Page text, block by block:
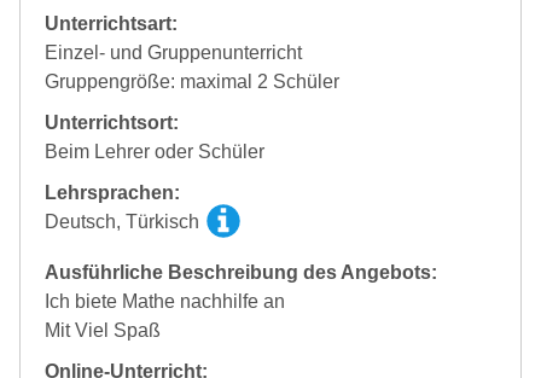
Unterrichtsart:
Einzel- und Gruppenunterricht
Gruppengröße: maximal 2 Schüler
Unterrichtsort:
Beim Lehrer oder Schüler
Lehrsprachen:
Deutsch, Türkisch
Ausführliche Beschreibung des Angebots:
Ich biete Mathe nachhilfe an
Mit Viel Spaß
Online-Unterricht: